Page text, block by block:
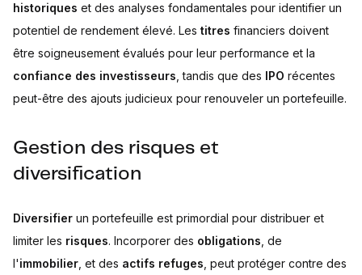
historiques et des analyses fondamentales pour identifier un
potentiel de rendement élevé. Les titres financiers doivent
être soigneusement évalués pour leur performance et la
confiance des investisseurs , tandis que des IPO récentes
peut-être des ajouts judicieux pour renouveler un portefeuille.
Gestion des risques et
diversification
Diversifier un portefeuille est primordial pour distribuer et
limiter les risques. Incorporer des obligations , de
l'immobilier , et des actifs refuges , peut protéger contre des